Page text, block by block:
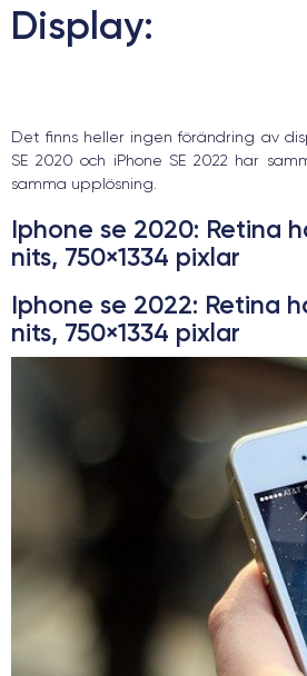
Display:
Det finns heller ingen förändring av
SE 2020 och iPhone SE 2022 har
samma upplösning.
Iphone se 2020: Retina
nits, 750×1334 pixlar
Iphone se 2022: Retina
nits, 750×1334 pixlar